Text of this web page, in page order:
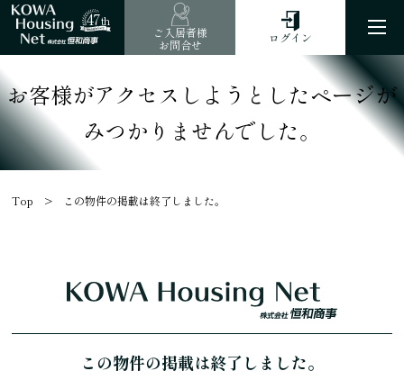
47th
ご入居者様
お問合せ
ログイン
お客様がアクセスしようとしたページが
みつかりませんでした。
Top この物件の掲載は終了しました。
この物件の掲載は終了しました。